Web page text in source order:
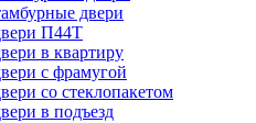
двери
П44Т
в квартиру
с фрамугой
со стеклопакетом
в подъезд